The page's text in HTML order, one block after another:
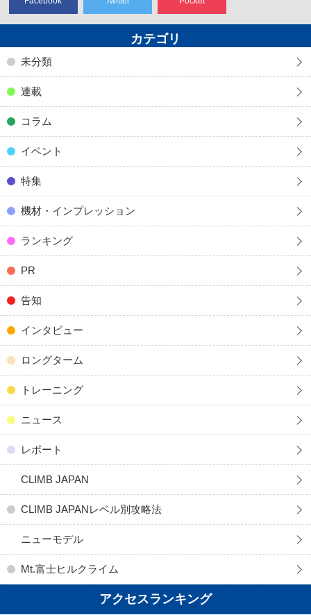
カテゴリ
未分類
連載
コラム
イベント
特集
機材・インプレッション
ランキング
PR
告知
インタビュー
ロングターム
トレーニング
ニュース
レポート
CLIMB JAPAN
CLIMB JAPANレベル別攻略法
ニューモデル
Mt.富士ヒルクライム
アクセスランキング